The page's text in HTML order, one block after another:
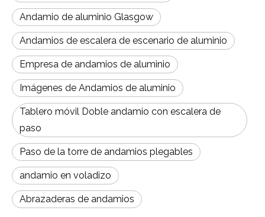
Andamio de aluminio Glasgow
Andamios de escalera de escenario de aluminio
Empresa de andamios de aluminio
Imágenes de Andamios de aluminio
Tablero móvil Doble andamio con escalera de
paso
Paso de la torre de andamios plegables
andamio en voladizo
Abrazaderas de andamios